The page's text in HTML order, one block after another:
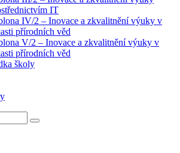
IT
IV/2 – Inovace a zkvalitnění výuky v
přírodních věd
V/2 – Inovace a zkvalitnění výuky v
přírodních věd
školy
Search